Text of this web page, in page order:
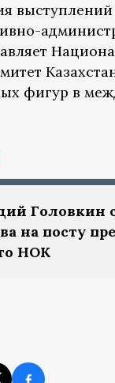
фигур в
Головкин
на посту
НОК